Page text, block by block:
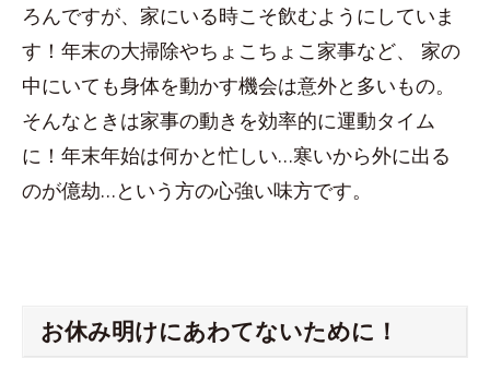
ろんですが、家にいる時こそ飲むようにしていま
す！年末の大掃除やちょこちょこ家事など、 家の
中にいても身体を動かす機会は意外と多いもの。
そんなときは家事の動きを効率的に運動タイム
に！年末年始は何かと忙しい…寒いから外に出る
のが億劫…という方の心強い味方です。
お休み明けにあわてないために！